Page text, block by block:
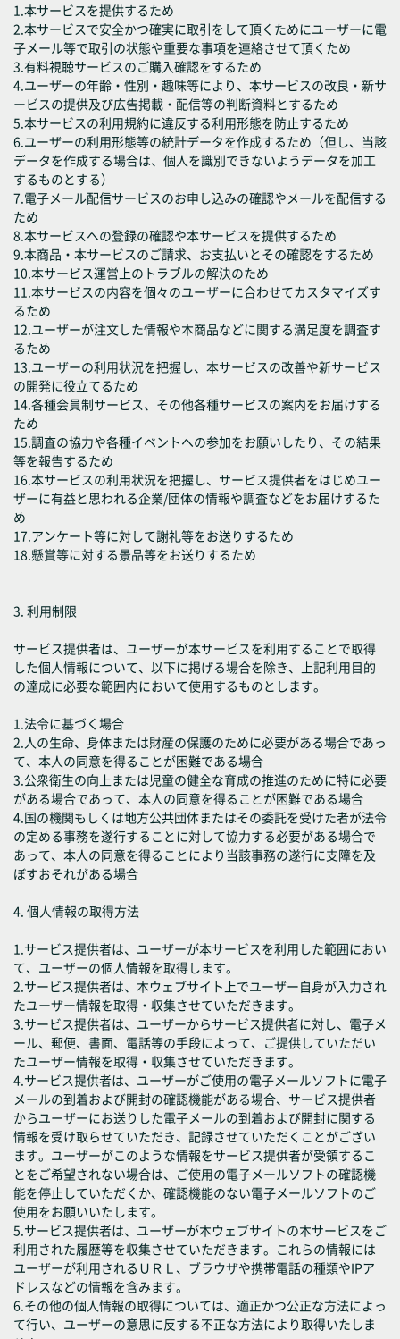
1.本サービスを提供するため
2.本サービスで安全かつ確実に取引をして頂くためにユーザーに電
子メール等で取引の状態や重要な事項を連絡させて頂くため
3.有料視聴サービスのご購入確認をするため
4.ユーザーの年齢・性別・趣味等により、本サービスの改良・新サ
ービスの提供及び広告掲載・配信等の判断資料とするため
5.本サービスの利用規約に違反する利用形態を防止するため
6.ユーザーの利用形態等の統計データを作成するため（但し、当該
データを作成する場合は、個人を識別できないようデータを加工
するものとする）
7.電子メール配信サービスのお申し込みの確認やメールを配信する
ため
8.本サービスへの登録の確認や本サービスを提供するため
9.本商品・本サービスのご請求、お支払いとその確認をするため
10.本サービス運営上のトラブルの解決のため
11.本サービスの内容を個々のユーザーに合わせてカスタマイズす
るため
12.ユーザーが注文した情報や本商品などに関する満足度を調査す
るため
13.ユーザーの利用状況を把握し、本サービスの改善や新サービス
の開発に役立てるため
14.各種会員制サービス、その他各種サービスの案内をお届けする
ため
15.調査の協力や各種イベントへの参加をお願いしたり、その結果
等を報告するため
16.本サービスの利用状況を把握し、サービス提供者をはじめユー
ザーに有益と思われる企業/団体の情報や調査などをお届けするた
め
17.アンケート等に対して謝礼等をお送りするため
18.懸賞等に対する景品等をお送りするため
3. 利用制限
サービス提供者は、ユーザーが本サービスを利用することで取得
した個人情報について、以下に掲げる場合を除き、上記利用目的
の達成に必要な範囲内において使用するものとします。
1.法令に基づく場合
2.人の生命、身体または財産の保護のために必要がある場合であっ
て、本人の同意を得ることが困難である場合
3.公衆衛生の向上または児童の健全な育成の推進のために特に必要
がある場合であって、本人の同意を得ることが困難である場合
4.国の機関もしくは地方公共団体またはその委託を受けた者が法令
の定める事務を遂行することに対して協力する必要がある場合で
あって、本人の同意を得ることにより当該事務の遂行に支障を及
ぼすおそれがある場合
4. 個人情報の取得方法
1.サービス提供者は、ユーザーが本サービスを利用した範囲におい
て、ユーザーの個人情報を取得します。
2.サービス提供者は、本ウェブサイト上でユーザー自身が入力され
たユーザー情報を取得・収集させていただきます。
3.サービス提供者は、ユーザーからサービス提供者に対し、電子メ
ール、郵便、書面、電話等の手段によって、ご提供していただい
たユーザー情報を取得・収集させていただきます。
4.サービス提供者は、ユーザーがご使用の電子メールソフトに電子
メールの到着および開封の確認機能がある場合、サービス提供者
からユーザーにお送りした電子メールの到着および開封に関する
情報を受け取らせていただき、記録させていただくことがござい
ます。ユーザーがこのような情報をサービス提供者が受領するこ
とをご希望されない場合は、ご使用の電子メールソフトの確認機
能を停止していただくか、確認機能のない電子メールソフトのご
使用をお願いいたします。
5.サービス提供者は、ユーザーが本ウェブサイトの本サービスをご
利用された履歴等を収集させていただきます。これらの情報には
ユーザーが利用されるＵＲＬ、ブラウザや携帯電話の種類やIPア
ドレスなどの情報を含みます。
6.その他の個人情報の取得については、適正かつ公正な方法によっ
て行い、ユーザーの意思に反する不正な方法により取得いたしま